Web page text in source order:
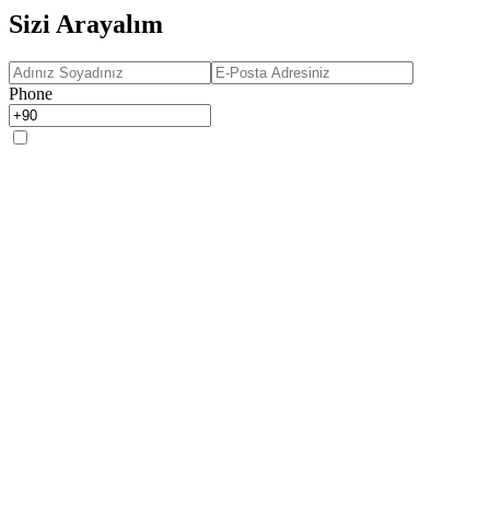
Sizi Arayalım
Phone